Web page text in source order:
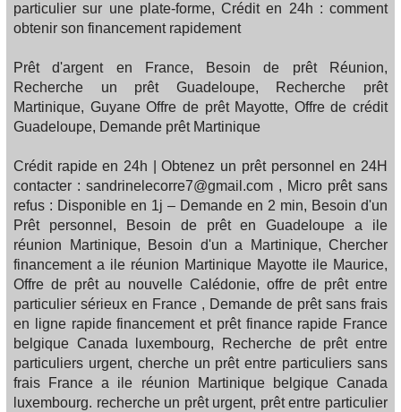
particulier sur une plate-forme, Crédit en 24h : comment
obtenir son financement rapidement
Prêt d'argent en France, Besoin de prêt Réunion,
Recherche un prêt Guadeloupe, Recherche prêt
Martinique, Guyane Offre de prêt Mayotte, Offre de crédit
Guadeloupe, Demande prêt Martinique
Crédit rapide en 24h | Obtenez un prêt personnel en 24H
contacter : sandrinelecorre7@gmail.com , Micro prêt sans
refus : Disponible en 1j – Demande en 2 min, Besoin d'un
Prêt personnel, Besoin de prêt en Guadeloupe a ile
réunion Martinique, Besoin d'un a Martinique, Chercher
financement a ile réunion Martinique Mayotte ile Maurice,
Offre de prêt au nouvelle Calédonie, offre de prêt entre
particulier sérieux en France , Demande de prêt sans frais
en ligne rapide financement et prêt finance rapide France
belgique Canada luxembourg, Recherche de prêt entre
particuliers urgent, cherche un prêt entre particuliers sans
frais France a ile réunion Martinique belgique Canada
luxembourg. recherche un prêt urgent, prêt entre particulier